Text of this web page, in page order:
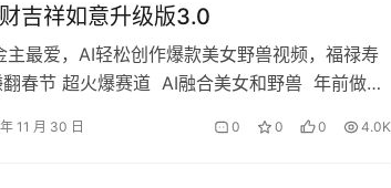
吉祥如意升级版3.0
最爱，AI轻松创作爆款美女野兽视频，福禄寿
春节 超火爆赛道 AI融合美女和野兽 年前做起
11 月 30 日 0 0 0 4.0K